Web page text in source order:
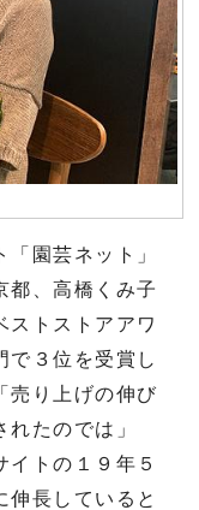
園芸ネット」
都、高橋くみ子
ストストアアワ
で３位を受賞し
売り上げの伸び
たのでは」
イトの１９年５
伸長していると